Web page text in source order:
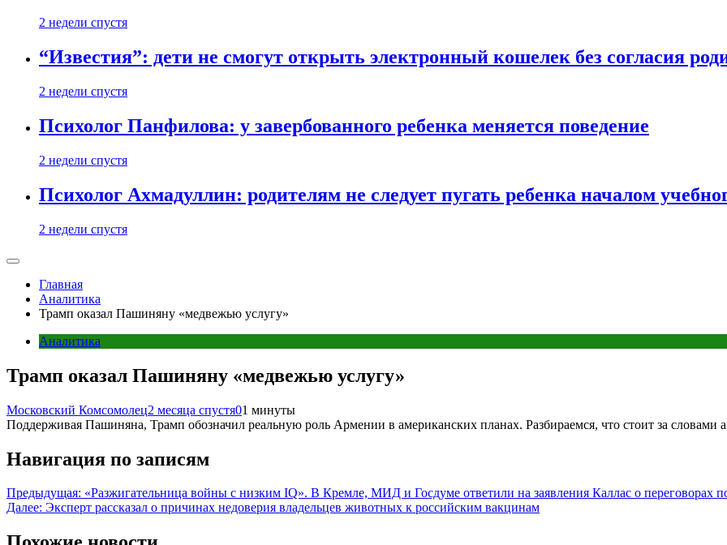
2 недели спустя
“Известия”: дети не смогут открыть электронный кошелек без согласия
2 недели спустя
Психолог Панфилова: у завербованного ребенка меняется поведение
2 недели спустя
Психолог Ахмадуллин: родителям не следует пугать ребенка началом
2 недели спустя
Главная
Аналитика
Трамп оказал Пашиняну «медвежью услугу»
Аналитика
Трамп оказал Пашиняну «медвежью услугу»
Московский Комсомолец2 месяца спустя01 минуты
Поддерживая Пашиняна, Трамп обозначил реальную роль Армении в американских планах. Разбираемся, что стоит за словами
Навигация по записям
Предыдущая: «Разжигательница войны с низким IQ». В Кремле, МИД и Госдуме ответили на заявления Каллас о переговорах
Далее: Эксперт рассказал о причинах недоверия владельцев животных к российским вакцинам